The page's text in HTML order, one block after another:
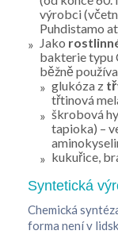
výrobci
Puhdistamo
Jako
bakterie typu
běžně
glukóza z
třtinová
škrobová
tapioka) –
kukuřice,
Syntetická
Chemická
forma není v